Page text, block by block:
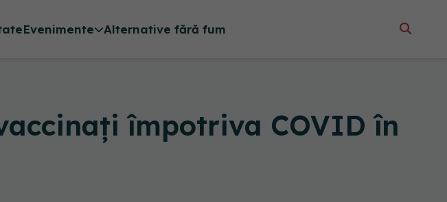
Evenimente Alternative fără fum
împotriva COVID în